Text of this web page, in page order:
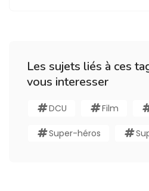
Les sujets liés à ces
vous interesser
DCU Film
Super-héros